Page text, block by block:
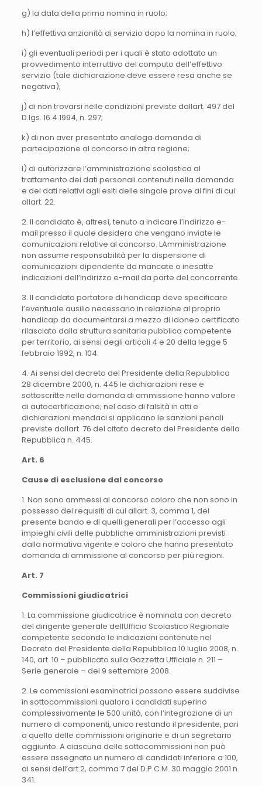
g) la data della prima nomina in ruolo;
h) l’effettiva anzianità di servizio dopo la nomina in ruolo;
i) gli eventuali periodi per i quali è stato adottato un
provvedimento interruttivo del computo dell’effettivo
servizio (tale dichiarazione deve essere resa anche se
negativa);
j) di non trovarsi nelle condizioni previste dallart. 497 del
D.lgs. 16.4.1994, n. 297;
k) di non aver presentato analoga domanda di
partecipazione al concorso in altra regione;
l) di autorizzare l’amministrazione scolastica al
trattamento dei dati personali contenuti nella domanda
e dei dati relativi agli esiti delle singole prove ai fini di cui
allart. 22.
2. Il candidato è, altresì, tenuto a indicare l’indirizzo e-
mail presso il quale desidera che vengano inviate le
comunicazioni relative al concorso. LAmministrazione
non assume responsabilità per la dispersione di
comunicazioni dipendente da mancate o inesatte
indicazioni dell’indirizzo e-mail da parte del concorrente.
3. Il candidato portatore di handicap deve specificare
l’eventuale ausilio necessario in relazione al proprio
handicap da documentarsi a mezzo di idoneo certificato
rilasciato dalla struttura sanitaria pubblica competente
per territorio, ai sensi degli articoli 4 e 20 della legge 5
febbraio 1992, n. 104.
4. Ai sensi del decreto del Presidente della Repubblica
28 dicembre 2000, n. 445 le dichiarazioni rese e
sottoscritte nella domanda di ammissione hanno valore
di autocertificazione; nel caso di falsità in atti e
dichiarazioni mendaci si applicano le sanzioni penali
previste dallart. 76 del citato decreto del Presidente della
Repubblica n. 445.
Art. 6
Cause di esclusione dal concorso
1. Non sono ammessi al concorso coloro che non sono in
possesso dei requisiti di cui allart. 3, comma 1, del
presente bando e di quelli generali per l’accesso agli
impieghi civili delle pubbliche amministrazioni previsti
dalla normativa vigente e coloro che hanno presentato
domanda di ammissione al concorso per più regioni.
Art. 7
Commissioni giudicatrici
1. La commissione giudicatrice è nominata con decreto
del dirigente generale dellUfficio Scolastico Regionale
competente secondo le indicazioni contenute nel
Decreto del Presidente della Repubblica 10 luglio 2008, n.
140, art. 10 – pubblicato sulla Gazzetta Ufficiale n. 211 –
Serie generale – del 9 settembre 2008.
2. Le commissioni esaminatrici possono essere suddivise
in sottocommissioni qualora i candidati superino
complessivamente le 500 unità, con l’integrazione di un
numero di componenti, unico restando il presidente, pari
a quello delle commissioni originarie e di un segretario
aggiunto. A ciascuna delle sottocommissioni non può
essere assegnato un numero di candidati inferiore a 100,
ai sensi dell’art.2, comma 7 del D.P.C.M. 30 maggio 2001 n.
341.